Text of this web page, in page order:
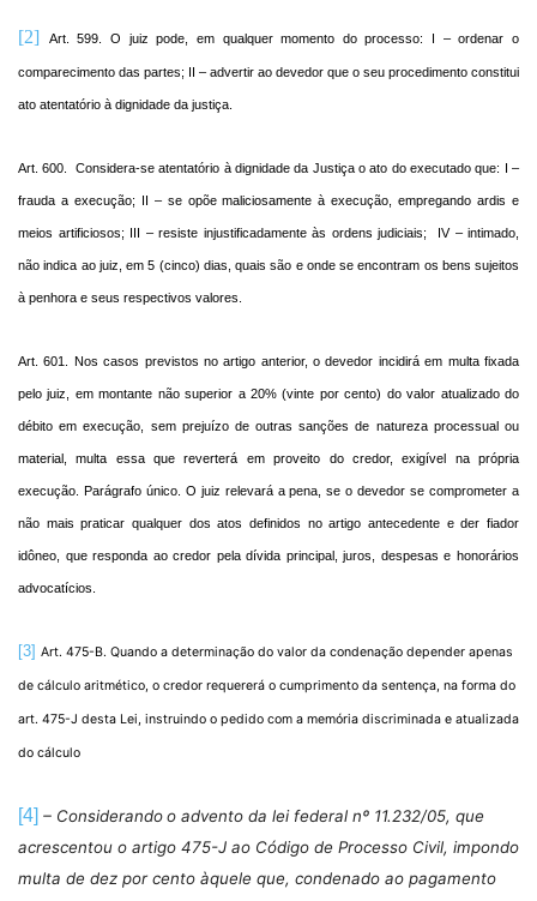
[2] Art. 599. O juiz pode, em qualquer momento do processo: I – ordenar o
comparecimento das partes; II – advertir ao devedor que o seu procedimento constitui
ato atentatório à dignidade da justiça.
Art. 600. Considera-se atentatório à dignidade da Justiça o ato do executado que: I –
frauda a execução; II – se opõe maliciosamente à execução, empregando ardis e
meios artificiosos; III – resiste injustificadamente às ordens judiciais; IV – intimado,
não indica ao juiz, em 5 (cinco) dias, quais são e onde se encontram os bens sujeitos
à penhora e seus respectivos valores.
Art. 601. Nos casos previstos no artigo anterior, o devedor incidirá em multa fixada
pelo juiz, em montante não superior a 20% (vinte por cento) do valor atualizado do
débito em execução, sem prejuízo de outras sanções de natureza processual ou
material, multa essa que reverterá em proveito do credor, exigível na própria
execução. Parágrafo único. O juiz relevará a pena, se o devedor se comprometer a
não mais praticar qualquer dos atos definidos no artigo antecedente e der fiador
idôneo, que responda ao credor pela dívida principal, juros, despesas e honorários
advocatícios.
[3] Art. 475-B. Quando a determinação do valor da condenação depender apenas
de cálculo aritmético, o credor requererá o cumprimento da sentença, na forma do
art. 475-J desta Lei, instruindo o pedido com a memória discriminada e atualizada
do cálculo
[4] – Considerandoo advento da lei federal nº 11.232/05, que
acrescentou o artigo 475-J ao Código de Processo Civil, impondo
multa de dez por cento àquele que, condenado ao pagamento